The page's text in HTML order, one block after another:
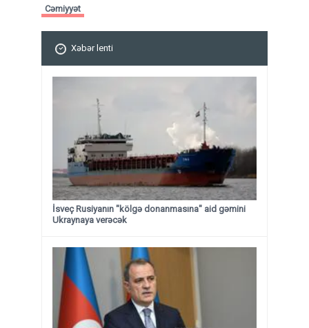
Cəmiyyət
Xəbər lenti
İsveç Rusiyanın "kölgə donanmasına" aid gəmini
Ukraynaya verəcək